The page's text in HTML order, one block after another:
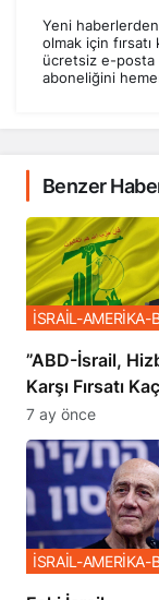
Yeni
olmak için fırsatı
ücretsiz e-posta
aboneliğini
Benzer
​​​​​​​”ABD-İsrail,
Karşı Fırsatı
İstemiyor”
İSRAİL-AMERİKA-
7 ay önce
İSRAİL-AMERİKA-